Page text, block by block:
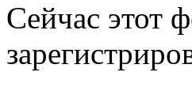
Сейчас этот